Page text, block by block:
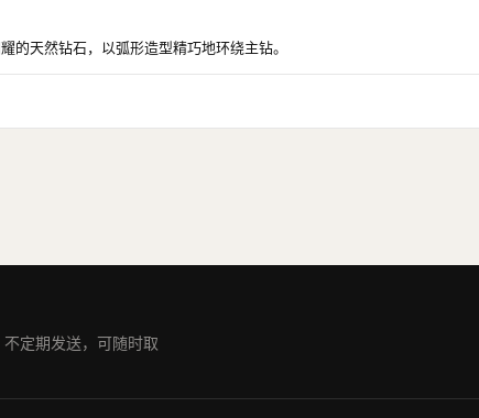
的天然钻石，以弧形造型精巧地环绕主钻。
定期发送，可随时取